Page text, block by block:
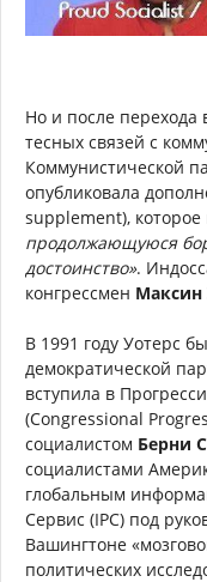
Но и после перехода
тесных связей с
Коммунистической
опубликовала
supplement),
продолжающуюся
достоинство».
конгрессмен Максин
В 1991 году Уотерс
демократической
вступила в
(Congressional
социалистом Берни
социалистами
глобальным
Сервис (IPC) под
Вашингтоне
политических